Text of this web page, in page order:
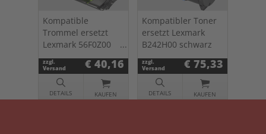
Kompatible
Trommel ersetzt
Lexmark 56F0Z00
schwarz
zzgl.
Versand
€ 40,16
DETAILS KAUFEN
Kompatibler Toner
ersetzt Lexmark
B242H00 schwarz
zzgl.
Versand
€ 75,33
DETAILS KAUFEN